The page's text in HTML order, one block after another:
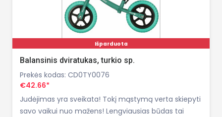
Išparduota
Balansinis dviratukas, turkio sp.
Prekės kodas: CD0TY0076
€42.66*
Judėjimas yra sveikata! Tokį mąstymą verta skiepyti
savo vaikui nuo mažens! Lengviausias būdas tai